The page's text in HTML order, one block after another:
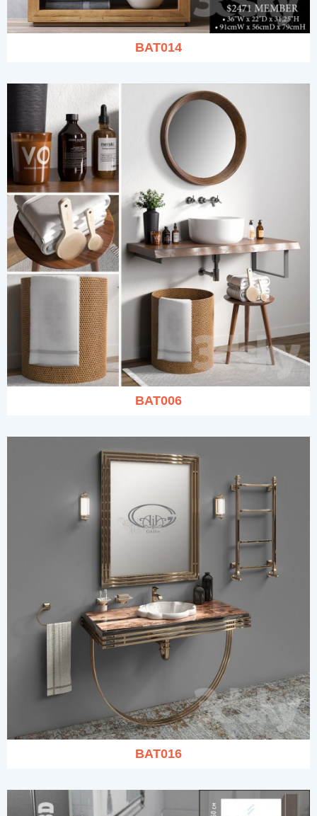
BAT014
BAT006
BAT016